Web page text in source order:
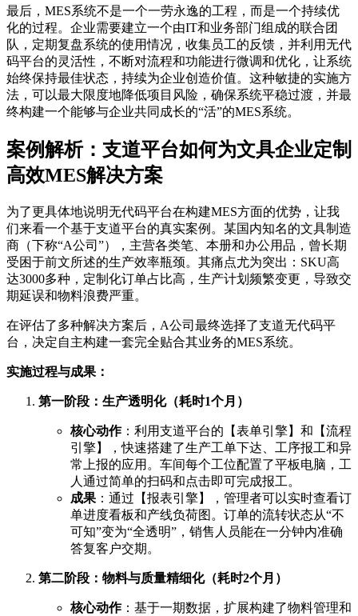
最后，MES系统不是一个一劳永逸的工程，而是一个持续优
化的过程。企业需要建立一个由IT和业务部门组成的联合团
队，定期复盘系统的使用情况，收集员工的反馈，并利用无代
码平台的灵活性，不断对流程和功能进行微调和优化，让系统
始终保持最佳状态，持续为企业创造价值。这种敏捷的实施方
法，可以最大限度地降低项目风险，确保系统平稳过渡，并最
终构建一个能够与企业共同成长的“活”的MES系统。
案例解析：支道平台如何为文具企业定制
高效MES解决方案
为了更具体地说明无代码平台在构建MES方面的优势，让我
们来看一个基于支道平台的真实案例。某国内知名的文具制造
商（下称“A公司”），主营各类笔、本册和办公用品，曾长期
受困于前文所述的生产效率瓶颈。其痛点尤为突出：SKU高
达3000多种，定制化订单占比高，生产计划频繁变更，导致交
期延误和物料浪费严重。
在评估了多种解决方案后，A公司最终选择了支道无代码平
台，决定自主构建一套完全贴合其业务的MES系统。
实施过程与成果：
第一阶段：生产透明化（耗时1个月）
核心动作：利用支道平台的【表单引擎】和【流程
引擎】，快速搭建了生产工单下达、工序报工和异
常上报的应用。车间每个工位配置了平板电脑，工
人通过简单的扫码和点击即可完成报工。
成果 ：通过【报表引擎】，管理者可以实时查看订
单进度看板和产线负荷图。订单的流转状态从“不
可知”变为“全透明”，销售人员能在一分钟内准确
答复客户交期。
第二阶段：物料与质量精细化（耗时2个月）
核心动作：基于一期数据，扩展构建了物料管理和